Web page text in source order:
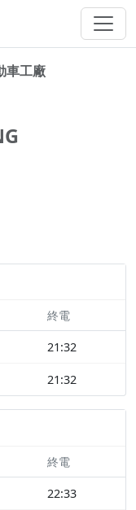
車工廠
終電
21:32
21:32
終電
22:33